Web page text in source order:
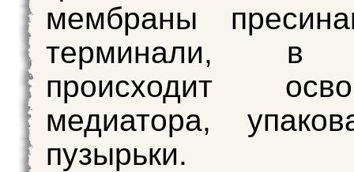
мембраны
терминали, в
происходит
медиатора,
пузырьки.